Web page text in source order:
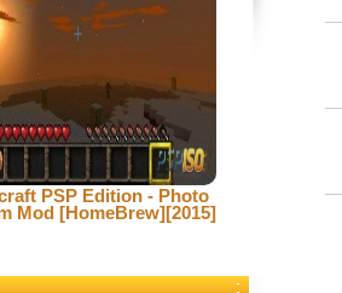
PSP Edition - Photo
Mod [HomeBrew][2015]